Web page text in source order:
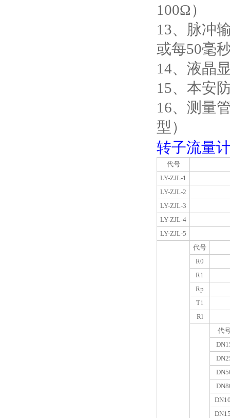
100Ω）
13、脉冲
或每50毫
14、液晶
15、本安
16、测量
型）
转子流量
代号
LY-ZJL-1
LY-ZJL-2
LY-ZJL-3
LY-ZJL-4
LY-ZJL-5
代号
R0
R1
Rp
T1
Rl
代